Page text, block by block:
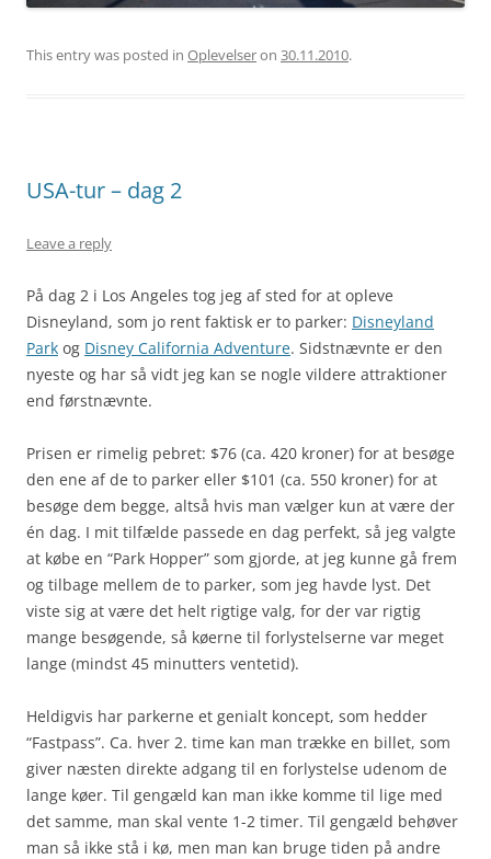
This entry was posted in Oplevelseron 30.11.2010.
USA-tur – dag 2
Leave a reply
På dag 2 i Los Angeles tog jeg af sted for at opleve
Disneyland, som jo rent faktisk er to parker: Disneyland
Park og Disney California Adventure. Sidstnævnte er den
nyeste og har så vidt jeg kan se nogle vildere attraktioner
end førstnævnte.
Prisen er rimelig pebret: $76 (ca. 420 kroner) for at besøge
den ene af de to parker eller $101 (ca. 550 kroner) for at
besøge dem begge, altså hvis man vælger kun at være der
én dag. I mit tilfælde passede en dag perfekt, så jeg valgte
at købe en “Park Hopper” som gjorde, at jeg kunne gå frem
og tilbage mellem de to parker, som jeg havde lyst. Det
viste sig at være det helt rigtige valg, for der var rigtig
mange besøgende, så køerne til forlystelserne var meget
lange (mindst 45 minutters ventetid).
Heldigvis har parkerne et genialt koncept, som hedder
“Fastpass”. Ca. hver 2. time kan man trække en billet, som
giver næsten direkte adgang til en forlystelse udenom de
lange køer. Til gengæld kan man ikke komme til lige med
det samme, man skal vente 1-2 timer. Til gengæld behøver
man så ikke stå i kø, men man kan bruge tiden på andre